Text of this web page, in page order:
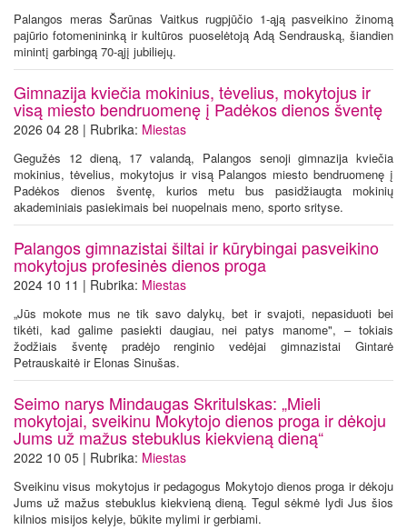
Palangos meras Šarūnas Vaitkus rugpjūčio 1-ąją pasveikino žinomą
pajūrio fotomenininką ir kultūros puoselėtoją Adą Sendrauską, šiandien
minintį garbingą 70-ąjį jubiliejų.
Gimnazija kviečia mokinius, tėvelius, mokytojus ir
visą miesto bendruomenę į Padėkos dienos šventę
2026 04 28 | Rubrika: Miestas
Gegužės 12 dieną, 17 valandą, Palangos senoji gimnazija kviečia
mokinius, tėvelius, mokytojus ir visą Palangos miesto bendruomenę į
Padėkos dienos šventę, kurios metu bus pasidžiaugta mokinių
akademiniais pasiekimais bei nuopelnais meno, sporto srityse.
Palangos gimnazistai šiltai ir kūrybingai pasveikino
mokytojus profesinės dienos proga
2024 10 11 | Rubrika: Miestas
„Jūs mokote mus ne tik savo dalykų, bet ir svajoti, nepasiduoti bei
tikėti, kad galime pasiekti daugiau, nei patys manome", – tokiais
žodžiais šventę pradėjo renginio vedėjai gimnazistai Gintarė
Petrauskaitė ir Elonas Sinušas.
Seimo narys Mindaugas Skritulskas: „Mieli
mokytojai, sveikinu Mokytojo dienos proga ir dėkoju
Jums už mažus stebuklus kiekvieną dieną“
2022 10 05 | Rubrika: Miestas
Sveikinu visus mokytojus ir pedagogus Mokytojo dienos proga ir dėkoju
Jums už mažus stebuklus kiekvieną dieną. Tegul sėkmė lydi Jus šios
kilnios misijos kelyje, būkite mylimi ir gerbiami.